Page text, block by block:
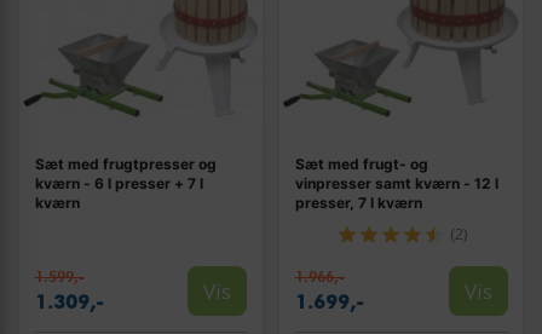
Sæt med frugtpresser og
kværn - 6 l presser + 7 l
kværn
1.599,-
1.309,- Vis
Sæt med frugt- og
vinpresser samt kværn - 12 l
presser, 7 l kværn
(2)
1.966,-
1.699,- Vis